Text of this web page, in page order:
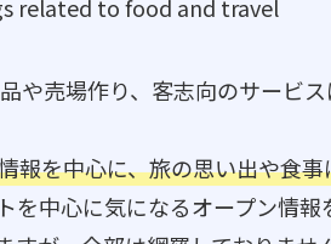
related to food and travel
や売場作り、客志向のサービ
報を中心に、旅の思い出や食
中心に気になるオープン情報